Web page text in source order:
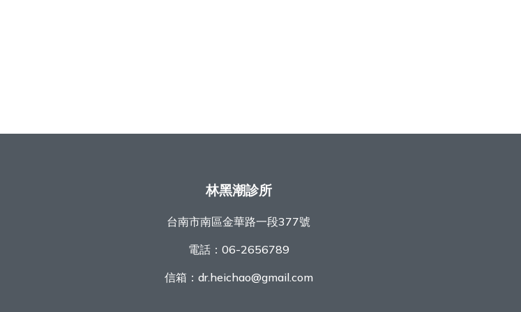
林黑潮診所
台南市南區金華路一段377號
電話： 06-2656789
信箱： dr.heichao@gmail.com